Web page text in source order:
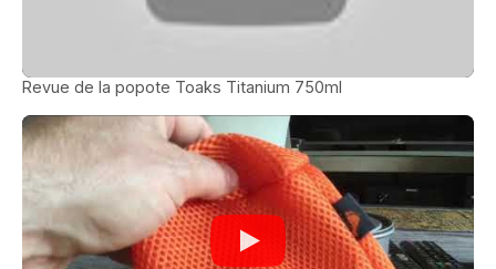
Revue de la popote Toaks Titanium 750ml